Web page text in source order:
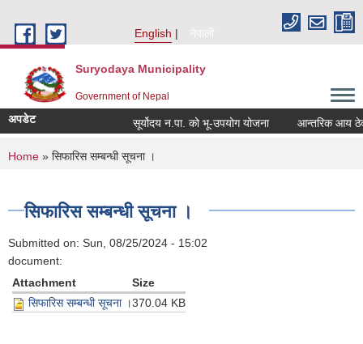
English
नेपाली
Suryodaya Municipality
Government of Nepal
अपडेट सूर्योदय न.पा. को भू-उपयोग योजना आन्तरिक आय
You are here
Home » सिफारिस सम्बन्धी सूचना ।
सिफारिस सम्बन्धी सूचना ।
Submitted on: Sun, 08/25/2024 - 15:02
document:
Attachment
Size
सिफारिस सम्बन्धी सूचना ।370.04 KB